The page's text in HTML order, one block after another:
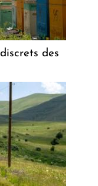
des